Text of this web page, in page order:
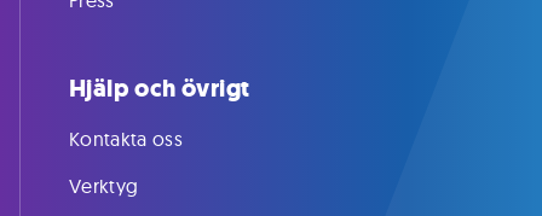
Hjälp och övrigt
Kontakta oss
Verktyg